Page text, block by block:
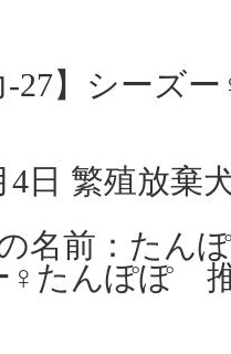
-27】シー
4日 繁殖放棄
名前：たん
♀たんぽぽ